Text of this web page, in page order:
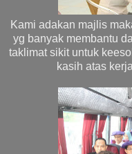
Kami adakan majlis
yg banyak membantu
taklimat sikit untuk
kasih atas